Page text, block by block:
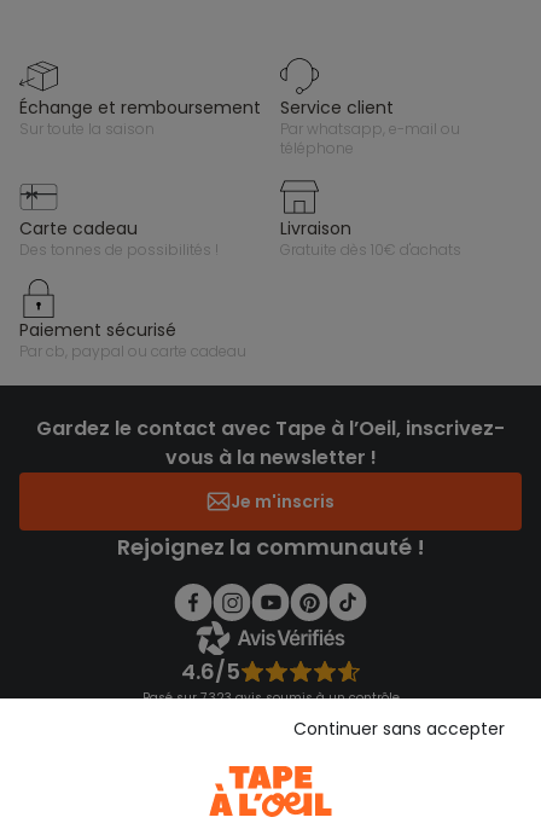
échange et remboursement
sur toute la saison
service client
par whatsapp, e-mail ou
téléphone
carte cadeau
des tonnes de possibilités !
livraison
gratuite dès 10€ d'achats
paiement sécurisé
par cb, paypal ou carte cadeau
Gardez le contact avec Tape à l’Oeil, inscrivez-
vous à la newsletter !
Je m'inscris
Rejoignez la communauté !
4.6/5
Basé sur 7 323 avis soumis à un contrôle
Consulter les CGUContinuer sans accepter